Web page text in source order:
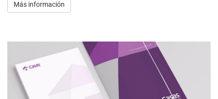
Más información